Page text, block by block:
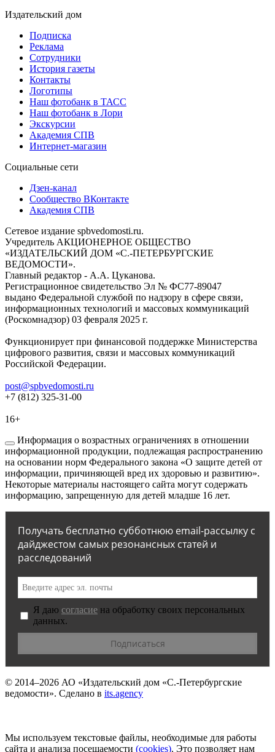
Издательский дом
Подписка
Реклама
Сотрудники
История газеты
Контакты
Логотипы
Наш фотобанк в ТАСС
Наш фотобанк в Лори
Экскурсии
Академия СПВ
Интернет-магазин
Социальные сети
Дзен-канал
Сообщество ВКонтакте
Академия СПВ
Сетевое издание spbvedomosti.ru.
Учредитель АКЦИОНЕРНОЕ ОБЩЕСТВО
«ИЗДАТЕЛЬСКИЙ ДОМ «С.-ПЕТЕРБУРГСКИЕ
ВЕДОМОСТИ».
Главный редактор - А.А. Цуканова.
Регистрационное свидетельство Эл № ФС77-89047
выдано Федеральной службой по надзору в сфере связи,
информационных технологий и массовых коммуникаций
(Роскомнадзор) 03 февраля 2025 г.
Функционирует при финансовой поддержке Министерства
цифрового развития, связи и массовых коммуникаций
Российской Федерации.
post@spbvedomosti.ru
+7 (812) 325-31-00
16+
Информация о возрастных ограничениях в отношении
информационной продукции, подлежащая распространению
на основании норм Федерального закона «О защите детей от
информации, причиняющей вред их здоровью и развитию».
Некоторые материалы настоящего сайта могут содержать
информацию, запрещенную для детей младше 16 лет.
Получать бесплатно субботнюю email-рассылку с
дайджестом самых резонансных статей и
расследований
Я даю согласие на обработку своих персональных
данных.
© 2014–2026 АО «Издательский дом «С.-Петербургские
ведомости». Сделано в its.agency
Мы используем текстовые файлы, необходимые для работы
сайта и анализа посещаемости (сookies). Это позволяет нам